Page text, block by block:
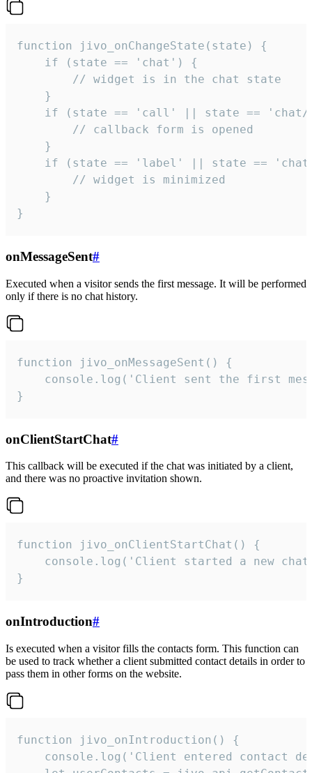
function jivo_onChangeState(state) {
    if (state == 'chat') {
        // widget is in the chat state
    }
if (state == 'call' || state ==
        // callback form is opened
    }
if (state == 'label' || state ==
        // widget is minimized
    }
}
onMessageSent#
Executed when a visitor sends the first message. It will be performed
only if there is no chat history.
function jivo_onMessageSent() {
console.log('Client sent the first
}
onClientStartChat#
This callback will be executed if the chat was initiated by a client,
and there was no proactive invitation shown.
function jivo_onClientStartChat() {
console.log('Client started a new
}
onIntroduction#
Is executed when a visitor fills the contacts form. This function can
be used to track whether a client submitted contact details in order to
pass them in other forms on the website.
function jivo_onIntroduction() {
console.log('Client entered contact